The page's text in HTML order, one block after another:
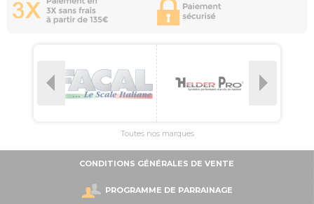
Toutes nos marques
CONDITIONS GÉNÉRALES DE VENTE
PROGRAMME DE PARRAINAGE